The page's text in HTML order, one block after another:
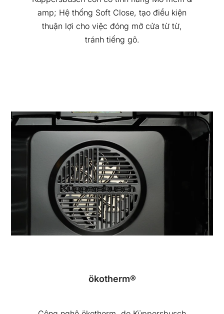
amp; Hệ thống Soft Close, tạo điều kiện
thuận lợi cho việc đóng mở cửa từ từ,
tránh tiếng gõ.
ökotherm®